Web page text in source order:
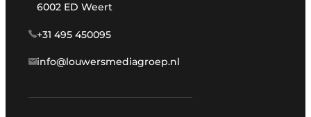
6002 ED Weert
+31 495 450095
info@louwersmediagroep.nl